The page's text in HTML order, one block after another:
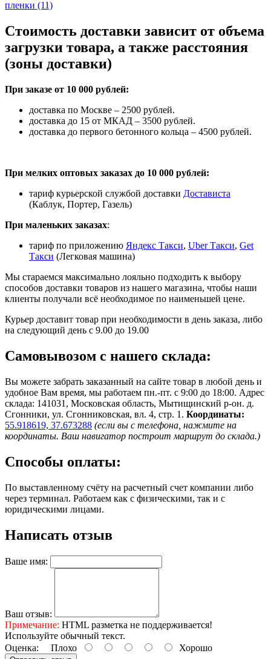
пленки (11)
Стоимость доставки зависит от объема
загрузки товара, а также расстояния
(зоны доставки)
При заказе от 10 000 рублей:
доставка по Москве – 2500 рублей.
доставка до 15 от МКАД – 3500 рублей.
доставка до первого бетонного кольца – 4500 рублей.
При мелких оптовых заказах до 10 000 рублей:
тариф курьерской службой доставки Достависта
(Каблук, Портер, Газель)
При маленьких заказах:
тариф по приложению Яндекс Такси, Uber Такси, Get
Такси (Легковая машина)
Мы стараемся максимально лояльно подходить к выбору
способов доставки товаров из нашего магазина, чтобы наши
клиенты получали всё необходимое по наименьшей цене.
Курьер доставит товар при необходимости в день заказа, либо
на следующий день с 9.00 до 19.00
Самовывозом с нашего склада:
Вы можете забрать заказанный на сайте товар в любой день и
удобное Вам время, мы работаем пн.-пт. с 9:00 до 18:00. Адрес
склада: 141031, Московская область, Мытищинский р-он. д.
Сгонники, ул. Сгонниковская, вл. 4, стр. 1. Координаты:
55.918619, 37.673288 (если вы с телефона, нажмите на
координаты. Ваш навигатор построит маршрут до склада.)
Способы оплаты:
По выставленному счёту на расчетный счет компании либо
через терминал. Работаем как с физическими, так и с
юридическими лицами.
Написать отзыв
Ваше имя:
Ваш отзыв:
Примечание: HTML разметка не поддерживается!
Используйте обычный текст.
Оценка: Плохо Хорошо